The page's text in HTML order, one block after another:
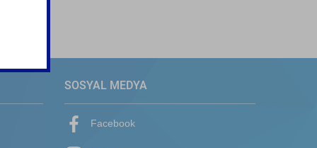
SOSYAL MEDYA
Facebook